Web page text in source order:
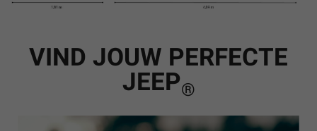
VIND JOUW PERFECTE
JEEP®